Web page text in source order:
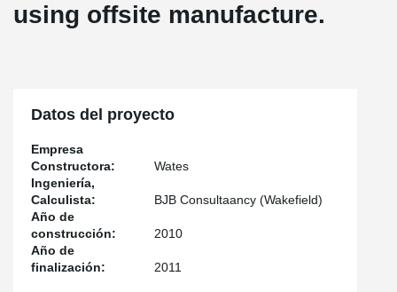
using offsite manufacture.
Datos del proyecto
Empresa
Constructora:
Wates
Ingeniería,
Calculista:
BJB Consultaancy (Wakefield)
Año de
construcción:
2010
Año de
finalización:
2011